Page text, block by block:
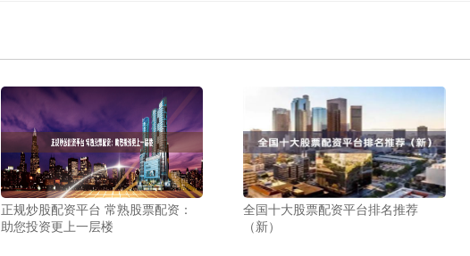
正规炒股配资平台 常熟股票配资：
助您投资更上一层楼
全国十大股票配资平台排名推荐
（新）